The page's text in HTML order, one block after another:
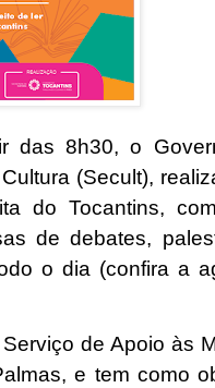
das 8h30, o
(Secult),
do Tocantins,
de debates,
o dia (confira a
de Apoio às
e tem como